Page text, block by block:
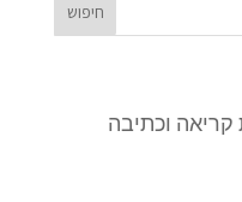
וכתיבה